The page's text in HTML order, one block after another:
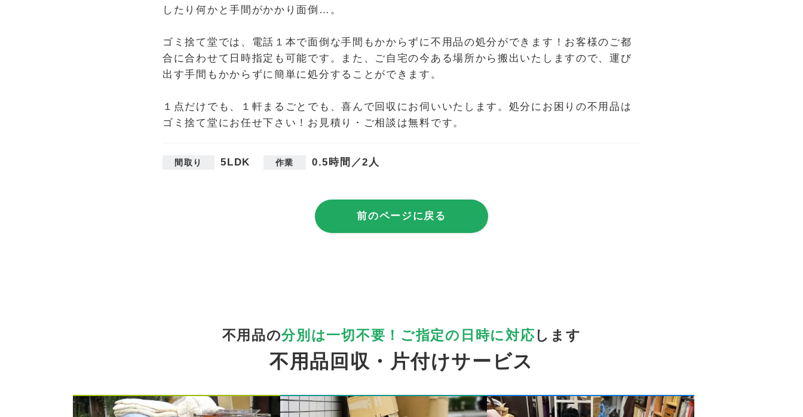
したり何かと手間がかかり面倒…。
ゴミ捨て堂では、電話１本で面倒な手間もかからずに不用品の処分ができます！お客様のご都
合に合わせて日時指定も可能です。また、ご自宅の今ある場所から搬出いたしますので、運び
出す手間もかからずに簡単に処分することができます。
１点だけでも、１軒まるごとでも、喜んで回収にお伺いいたします。処分にお困りの不用品は
ゴミ捨て堂にお任せ下さい！お見積り・ご相談は無料です。
間取り 5LDK 作業 0.5時間／2人
前のページに戻る
不用品の分別は一切不要！ ご指定の日時に対応します
不用品回収・片付けサービス